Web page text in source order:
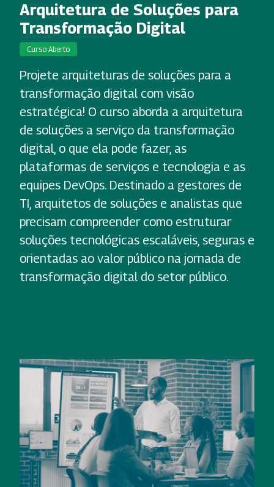
Arquitetura de Soluções para
Transformação Digital
Curso Aberto
Projete arquiteturas de soluções para a
transformação digital com visão
estratégica! O curso aborda a arquitetura
de soluções a serviço da transformação
digital, o que ela pode fazer, as
plataformas de serviços e tecnologia e as
equipes DevOps. Destinado a gestores de
TI, arquitetos de soluções e analistas que
precisam compreender como estruturar
soluções tecnológicas escaláveis, seguras e
orientadas ao valor público na jornada de
transformação digital do setor público.